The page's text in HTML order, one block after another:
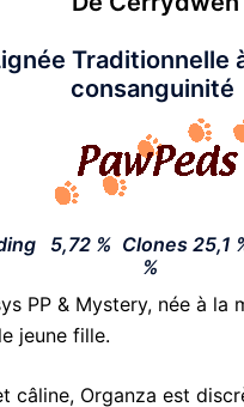
Traditionnelle
consanguinité
5,72 % Clones 25,1
%
PP & Mystery, née à la
jeune fille.
câline, Organza est